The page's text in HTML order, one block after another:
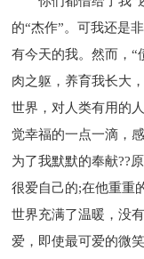
的“杰作”。可我还是
有今天的我。然而，“
肉之躯，养育我长大
世界，对人类有用的
觉幸福的一点一滴，
为了我默默的奉献??
很爱自己的;在他重重
世界充满了温暖，没
爱，即使最可爱的微